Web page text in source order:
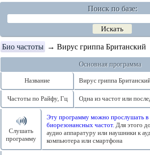
Поиск по базе:
Био частоты → Вирус гриппа Британский
Основная программа
Название Вирус гриппа
Частоты по Райфу, Гц Одна из частот или
Слушать
программу
Эту программу можно прослушать в
биорезонансных частот. Для этого
аудио аппаратуру или наушники к
компьютера или смартфона